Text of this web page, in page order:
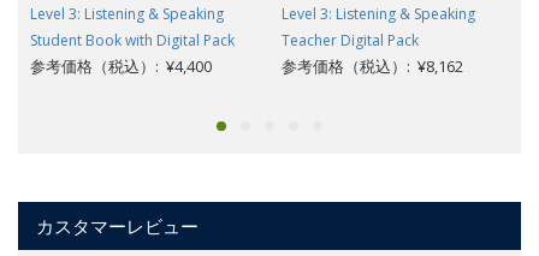
Level 3: Listening & Speaking
Student Book with Digital Pack
参考価格（税込）: ¥4,400
Level 3: Listening & Speaking
Teacher Digital Pack
参考価格（税込）: ¥8,162
カスタマーレビュー